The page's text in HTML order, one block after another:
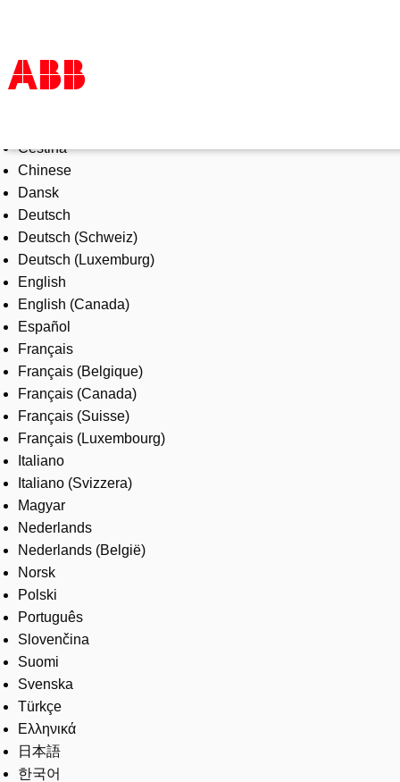
Products & Solutions
Industries
Services
About us
Where to buy
Contact us
Careers
Čeština
Chinese
Dansk
Deutsch
Deutsch (Schweiz)
Deutsch (Luxemburg)
English
English (Canada)
Español
Français
Français (Belgique)
Français (Canada)
Français (Suisse)
Français (Luxembourg)
Italiano
Italiano (Svizzera)
Magyar
Nederlands
Nederlands (België)
Norsk
Polski
Português
Slovenčina
Suomi
Svenska
Türkçe
Ελληνικά
日本語
한국어